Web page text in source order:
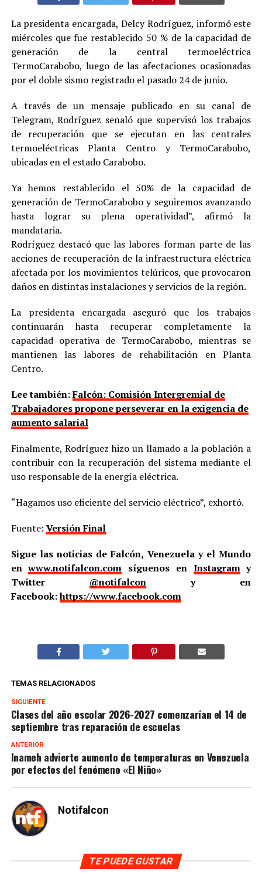
La presidenta encargada, Delcy Rodríguez, informó este
miércoles que fue restablecido 50 % de la capacidad de
generación de la central termoeléctrica
TermoCarabobo, luego de las afectaciones ocasionadas
por el doble sismo registrado el pasado 24 de junio.
A través de un mensaje publicado en su canal de
Telegram, Rodríguez señaló que supervisó los trabajos
de recuperación que se ejecutan en las centrales
termoeléctricas Planta Centro y TermoCarabobo,
ubicadas en el estado Carabobo.
Ya hemos restablecido el 50% de la capacidad de
generación de TermoCarabobo y seguiremos avanzando
hasta lograr su plena operatividad”, afirmó la
mandataria.
Rodríguez destacó que las labores forman parte de las
acciones de recuperación de la infraestructura eléctrica
afectada por los movimientos telúricos, que provocaron
daños en distintas instalaciones y servicios de la región.
La presidenta encargada aseguró que los trabajos
continuarán hasta recuperar completamente la
capacidad operativa de TermoCarabobo, mientras se
mantienen las labores de rehabilitación en Planta
Centro.
Lee también:Falcón: Comisión Intergremial de
Trabajadores propone perseverar en la exigencia de
aumento salarial
Finalmente, Rodríguez hizo un llamado a la población a
contribuir con la recuperación del sistema mediante el
uso responsable de la energía eléctrica.
“Hagamos uso eficiente del servicio eléctrico”, exhortó.
Fuente: Versión Final
Sigue las noticias de Falcón, Venezuela y el Mundo
enwww.notifalcon.com síguenos en Instagramy
Twitter @notifalcony en
Facebook:https://www.facebook.com
TEMAS RELACIONADOS
SIGUIENTE
Clases del año escolar 2026-2027 comenzarían el 14 de
septiembre tras reparación de escuelas
ANTERIOR
Inameh advierte aumento de temperaturas en Venezuela
por efectos del fenómeno «El Niño»
Notifalcon
TE PUEDE GUSTAR